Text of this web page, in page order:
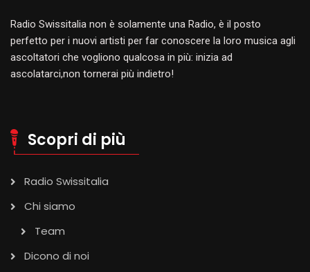
Radio Swissitalia non è solamente una Radio, è il posto
perfetto per i nuovi artisti per far conoscere la loro musica agli
ascoltatori che vogliono qualcosa in più: inizia ad
ascolatarci,non tornerai più indietro!
Scopri di più
Radio Swissitalia
Chi siamo
Team
Dicono di noi